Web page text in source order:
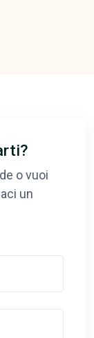
o vuoi
un